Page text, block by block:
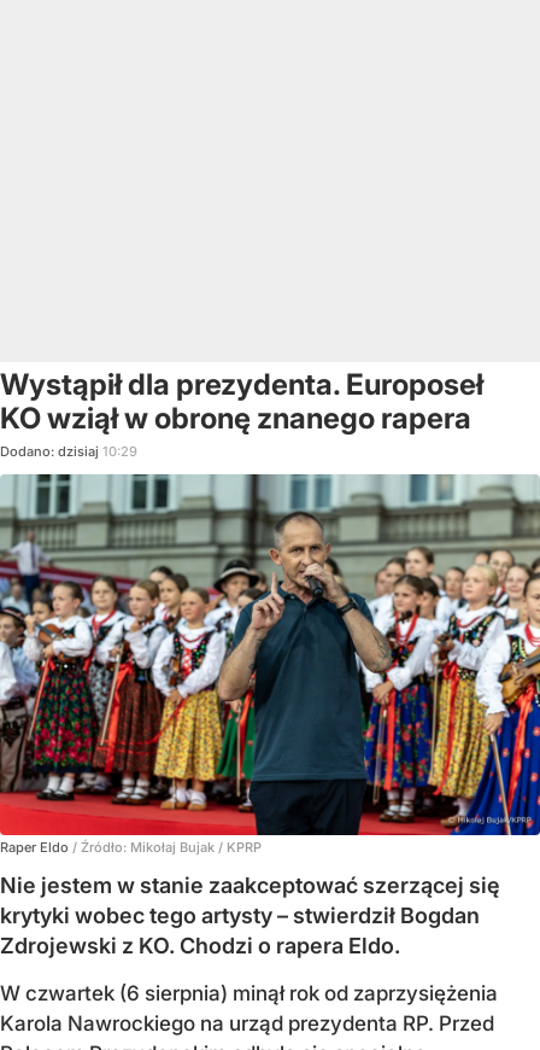
Wystąpił dla prezydenta. Europoseł
KO wziął w obronę znanego rapera
Dodano: dzisiaj 10:29
Raper Eldo / Źródło: Mikołaj Bujak / KPRP
Nie jestem w stanie zaakceptować szerzącej się
krytyki wobec tego artysty – stwierdził Bogdan
Zdrojewski z KO. Chodzi o rapera Eldo.
W czwartek (6 sierpnia) minął rok od zaprzysiężenia
Karola Nawrockiego na urząd prezydenta RP. Przed